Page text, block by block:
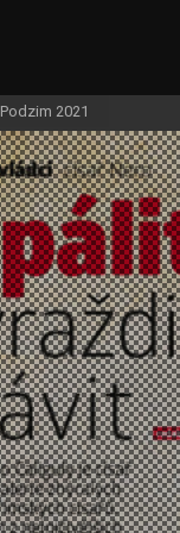
Podzim 2021